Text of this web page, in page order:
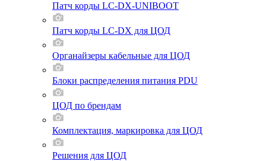
Патч корды LC-DX-UNIBOOT
Патч корды LC-DX для ЦОД
Органайзеры кабельные для ЦОД
Блоки распределения питания PDU
ЦОД по брендам
Комплектация, маркировка для ЦОД
Решения для ЦОД